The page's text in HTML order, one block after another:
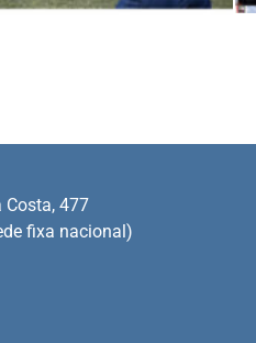
Costa, 477
fixa nacional)